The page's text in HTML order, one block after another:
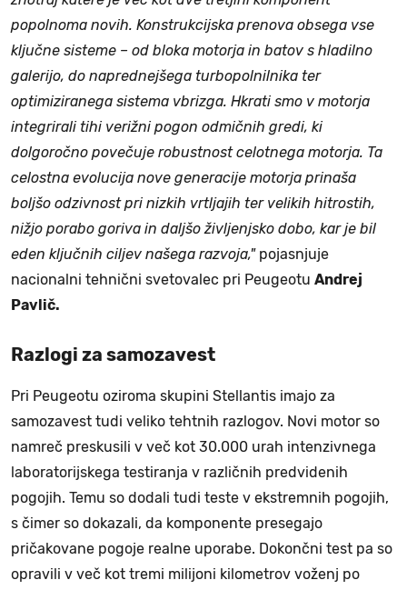
popolnoma novih. Konstrukcijska prenova obsega vse
ključne sisteme – od bloka motorja in batov s hladilno
galerijo, do naprednejšega turbopolnilnika ter
optimiziranega sistema vbrizga. Hkrati smo v motorja
integrirali tihi verižni pogon odmičnih gredi, ki
dolgoročno povečuje robustnost celotnega motorja. Ta
celostna evolucija nove generacije motorja prinaša
boljšo odzivnost pri nizkih vrtljajih ter velikih hitrostih,
nižjo porabo goriva in daljšo življenjsko dobo, kar je bil
eden ključnih ciljev našega razvoja,"pojasnjuje
nacionalni tehnični svetovalec pri Peugeotu Andrej
Pavlič.
Razlogi za samozavest
Pri Peugeotu oziroma skupini Stellantis imajo za
samozavest tudi veliko tehtnih razlogov. Novi motor so
namreč preskusili v več kot 30.000 urah intenzivnega
laboratorijskega testiranja v različnih predvidenih
pogojih. Temu so dodali tudi teste v ekstremnih pogojih,
s čimer so dokazali, da komponente presegajo
pričakovane pogoje realne uporabe. Dokončni test pa so
opravili v več kot tremi milijoni kilometrov voženj po